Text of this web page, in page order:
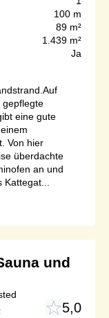
100 m
89 m²
1.439 m²
Ja
gepflegte
eine gute
Von hier
überdachte
an und
Kattegat...
und
5,0